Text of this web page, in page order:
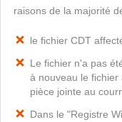
raisons de la majorité
le fichier CDT
Le fichier n'a pas
à nouveau le
pièce jointe au
Dans le "Registre